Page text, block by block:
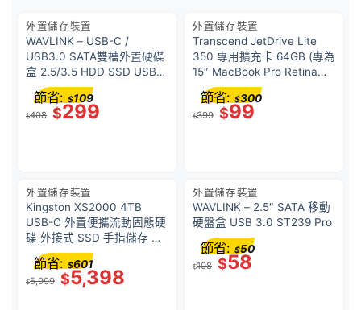
外置儲存裝置
WAVLINK – USB-C /
USB3.0 SATA雙槽外置硬碟
盒 2.5/3.5 HDD SSD USB
擴充器 讀咭器 ST336A 原裝
行貨 一年保養
$408 $299
節省: $109
外置儲存裝置
Transcend JetDrive Lite
350 專用擴充卡 64GB (專為
15″ MacBook Pro Retina
2013 或之前所設計)
$399 $99
節省: $300
外置儲存裝置
Kingston XS2000 4TB
USB-C 外置便攜流動固態硬
碟 外接式 SSD 手指儲存 極
速｜USB 3.2 Gen 2 ｜支援
高達 2000MB/s 傳輸速度
$5,999 $5,398
節省: $601
外置儲存裝置
WAVLINK – 2.5″ SATA 移動
硬盤盒 USB 3.0 ST239 Pro
$108 $58
節省: $50